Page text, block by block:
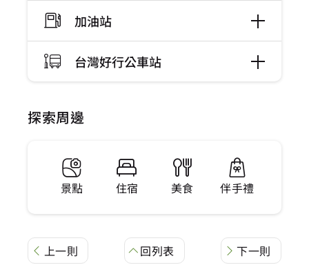
加油站
台灣好行公車站
探索周邊
景點 住宿 美食 伴手禮
上一則 回列表 下一則